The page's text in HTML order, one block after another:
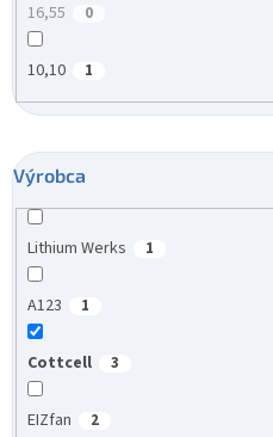
16,55 0
10,10 1
Výrobca
Lithium Werks 1
A123 1
Cottcell 3
EIZfan 2